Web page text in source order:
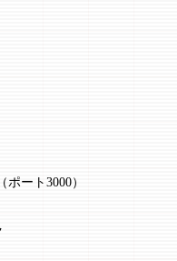
ート3000）